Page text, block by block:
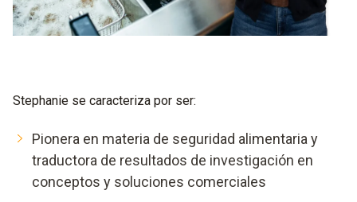
Stephanie se caracteriza por ser:
Pionera en materia de seguridad alimentaria y
traductora de resultados de investigación en
conceptos y soluciones comerciales